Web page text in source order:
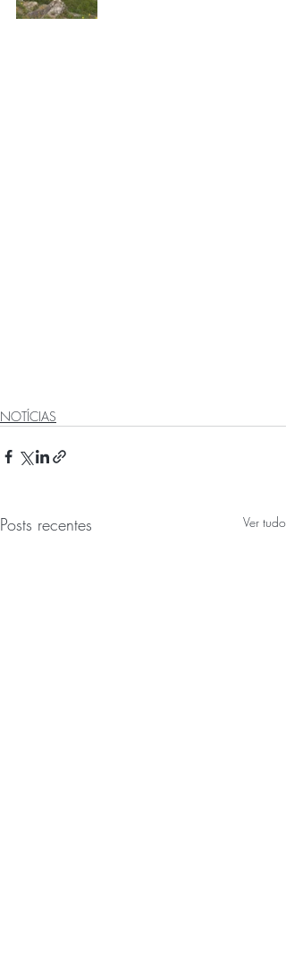
NOTÍCIAS
Posts recentes Ver tudo